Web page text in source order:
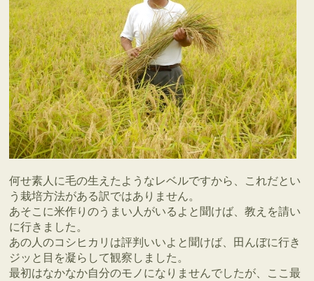
何せ素人に毛の生えたようなレベルですから、これだとい
う栽培方法がある訳ではありません。
あそこに米作りのうまい人がいるよと聞けば、教えを請い
に行きました。
あの人のコシヒカリは評判いいよと聞けば、田んぼに行き
ジッと目を凝らして観察しました。
最初はなかなか自分のモノになりませんでしたが、ここ最